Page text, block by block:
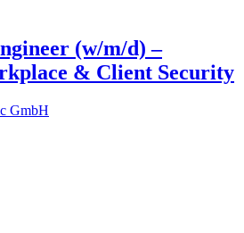
(w/m/d) –
& Client Security
GmbH